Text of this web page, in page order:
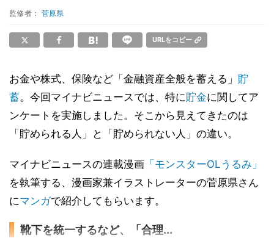
監修者：菅原県
URLをコピー
お金や株式、保険など「金融資産全般を蓄える」 貯
蓄。今回マイナビニュースでは、特に貯金に関してア
ンケートを実施しました。そこから見えてきたのは
「貯められる人」と「貯められない人」の違い。
マイナビニュースの連載漫画 「モンスターOLうるみ」
を執筆する、漫画家兼イラストレーターの菅原県さん
にマンガで紹介してもらいます。
靴下を統一するなど、「合理...